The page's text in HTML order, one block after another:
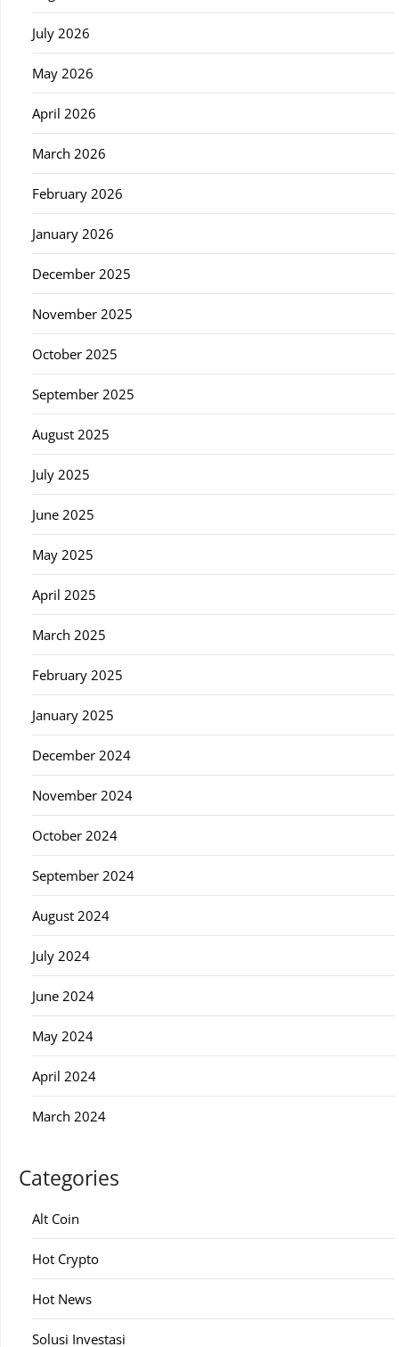
July 2026
May 2026
April 2026
March 2026
February 2026
January 2026
December 2025
November 2025
October 2025
September 2025
August 2025
July 2025
June 2025
May 2025
April 2025
March 2025
February 2025
January 2025
December 2024
November 2024
October 2024
September 2024
August 2024
July 2024
June 2024
May 2024
April 2024
March 2024
Categories
Alt Coin
Hot Crypto
Hot News
Solusi Investasi